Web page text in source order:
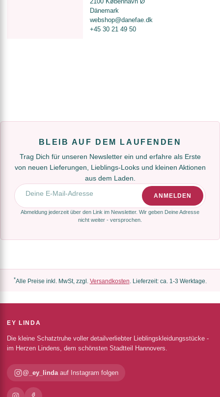
Dänemark
webshop@danefae.dk
+45 30 21 49 50
BLEIB AUF DEM LAUFENDEN
Trag Dich für unseren Newsletter ein und erfahre als Erste
von neuen Lieferungen, Lieblings-Looks und kleinen Aktionen
aus dem Laden.
E-Mail-Adresse
ANMELDEN
Abmeldung jederzeit über den Link im Newsletter. Wir geben Deine Adresse
nicht weiter - versprochen.
*Alle Preise inkl. MwSt, zzgl. Versandkosten. Lieferzeit: ca. 1-3 Werktage.
EY LINDA
Die kleine Schatztruhe voller detailverliebter Lieblingskleidungsstücke -
im Herzen Lindens, dem schönsten Stadtteil Hannovers.
@_ey_lindaauf Instagram folgen